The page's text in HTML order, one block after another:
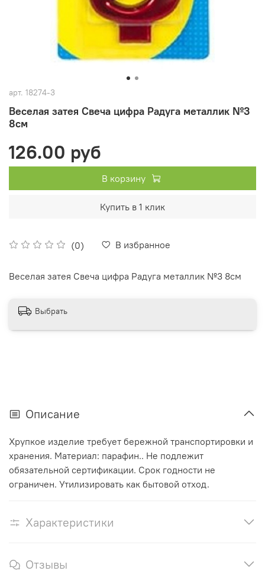
арт. 18274-3
Веселая затея Свеча цифра Радуга металлик №3
8см
(0) В избранное
126.00 руб
В корзину
Купить в 1 клик
Веселая затея Свеча цифра Радуга металлик №3 8см
Выбрать
Описание
Хрупкое изделие требует бережной транспортировки и
хранения. Материал: парафин.. Не подлежит
обязательной сертификации. Срок годности не
ограничен. Утилизировать как бытовой отход.
Характеристики
Отзывы